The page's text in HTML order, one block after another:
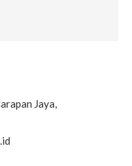
Jaya,